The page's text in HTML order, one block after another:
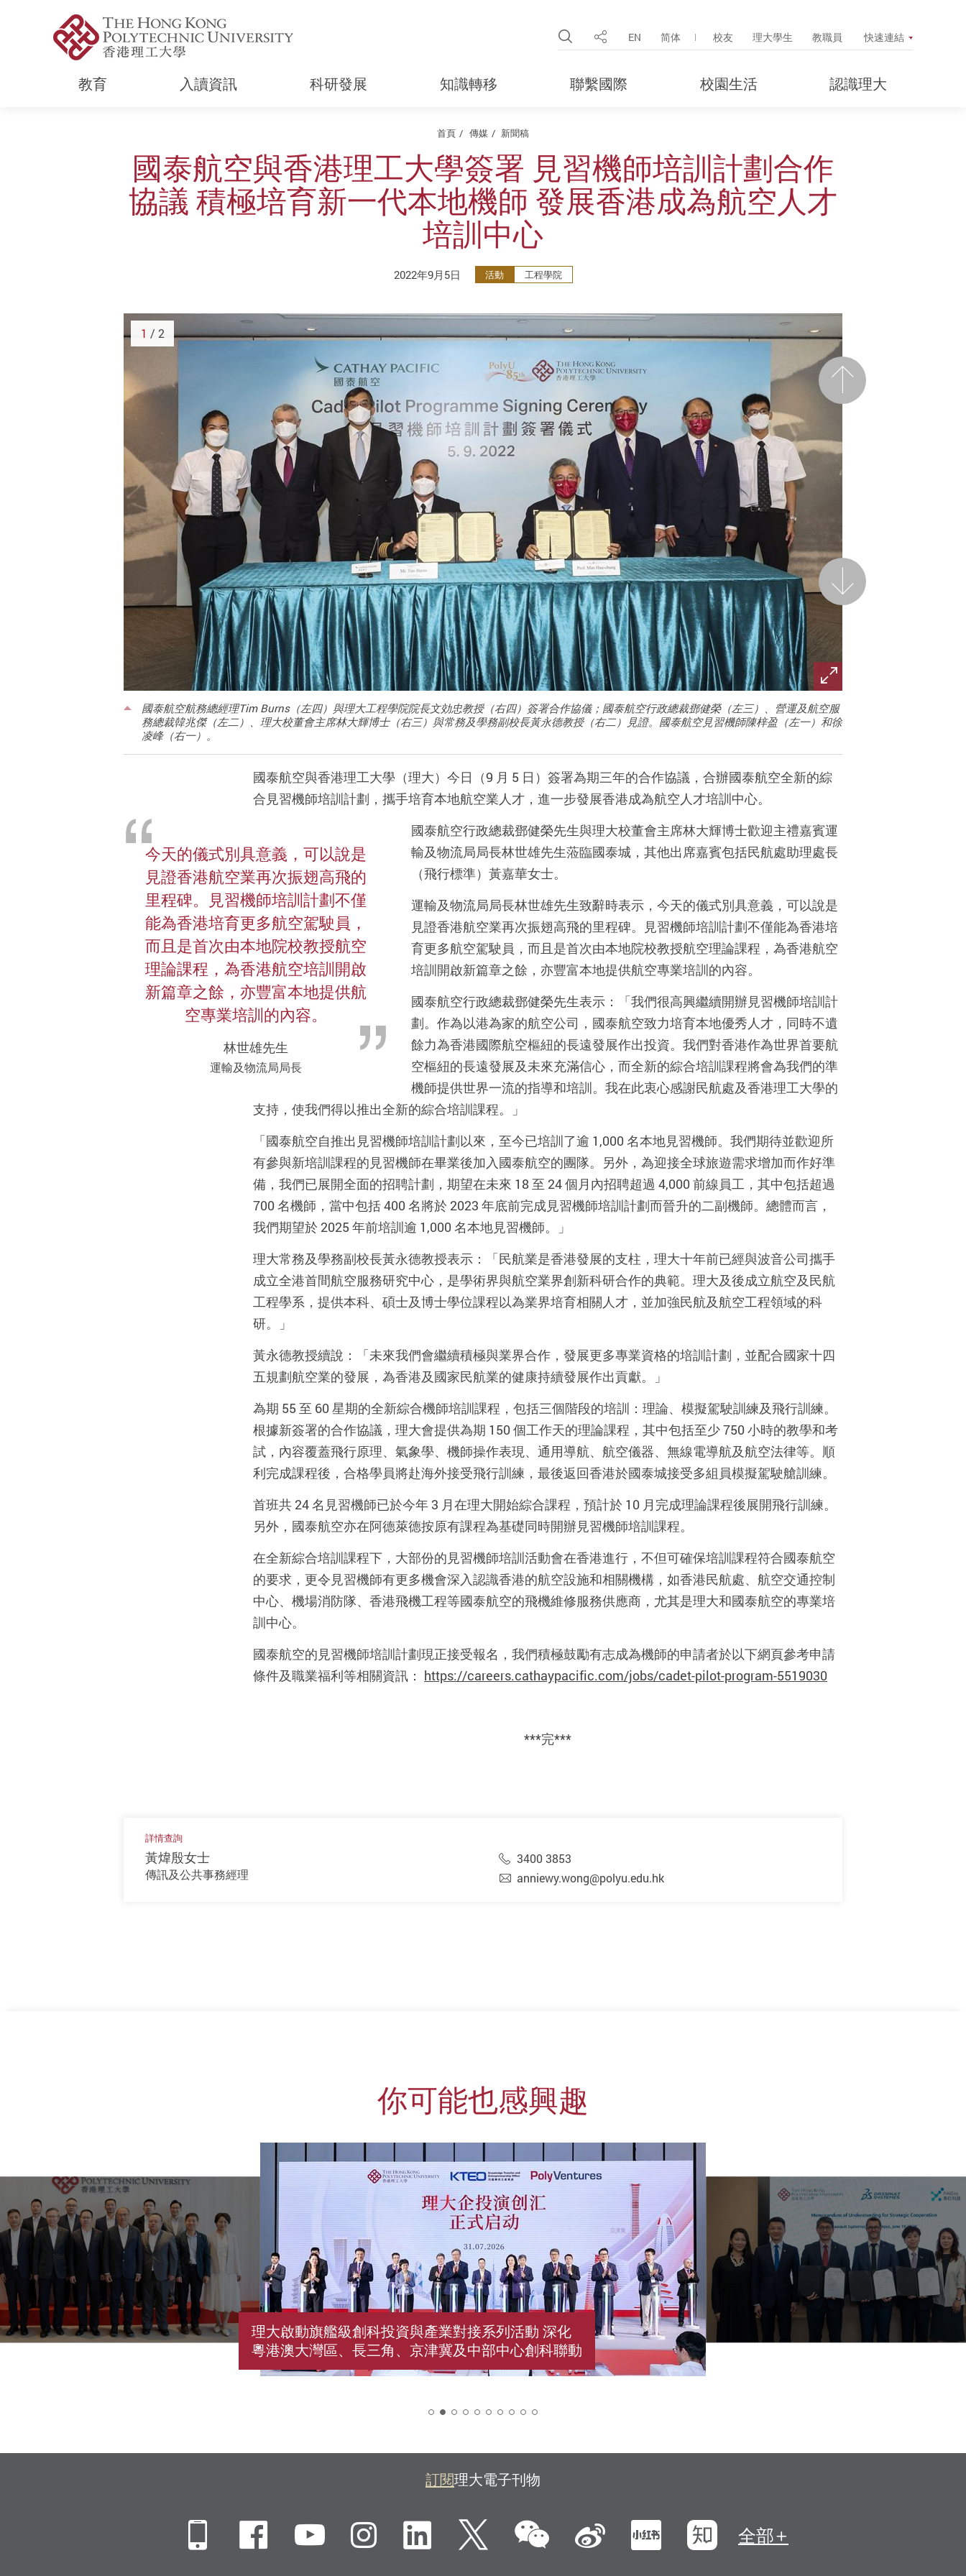
Open Site Search Popup
分享 EN 简体 校友 理大學生 教職員 快速連結
教育 入讀資訊 科研發展 知識轉移 聯繫國際 校園生活 認識理大
首頁 傳媒 新聞稿
國泰航空與香港理工大學簽署 見習機師培訓計劃合作
協議 積極培育新一代本地機師 發展香港成為航空人才
培訓中心
2022年9月5日 活動 工程學院
前一頁
國泰航空航務總經理Tim Burns（左四）與理大工程學院院長文効忠教授（右四）簽署合作協儀；國泰航空行政總裁鄧健榮（左三）、營運及航空服
務總裁韓兆傑（左二）、理大校董會主席林大輝博士（右三）與常務及學務副校長黃永德教授（右二）見證。國泰航空見習機師陳梓盈（左一）和徐
凌峰（右一）。
後一頁
1 / 2
國泰航空與香港理工大學（理大）今日（9 月 5 日）簽署為期三年的合作協議，合辦國泰航空全新的綜
合見習機師培訓計劃，攜手培育本地航空業人才，進一步發展香港成為航空人才培訓中心。
今天的儀式別具意義，可以說是
見證香港航空業再次振翅高飛的
里程碑。見習機師培訓計劃不僅
能為香港培育更多航空駕駛員，
而且是首次由本地院校教授航空
理論課程，為香港航空培訓開啟
新篇章之餘，亦豐富本地提供航
空專業培訓的內容。
林世雄先生
運輸及物流局局長
國泰航空行政總裁鄧健榮先生與理大校董會主席林大輝博士歡迎主禮嘉賓運
輸及物流局局長林世雄先生蒞臨國泰城，其他出席嘉賓包括民航處助理處長
（飛行標準）黃嘉華女士。
運輸及物流局局長林世雄先生致辭時表示，今天的儀式別具意義，可以說是
見證香港航空業再次振翅高飛的里程碑。見習機師培訓計劃不僅能為香港培
育更多航空駕駛員，而且是首次由本地院校教授航空理論課程，為香港航空
培訓開啟新篇章之餘，亦豐富本地提供航空專業培訓的內容。
國泰航空行政總裁鄧健榮先生表示：「我們很高興繼續開辦見習機師培訓計
劃。作為以港為家的航空公司，國泰航空致力培育本地優秀人才，同時不遺
餘力為香港國際航空樞紐的長遠發展作出投資。我們對香港作為世界首要航
空樞紐的長遠發展及未來充滿信心，而全新的綜合培訓課程將會為我們的準
機師提供世界一流的指導和培訓。我在此衷心感謝民航處及香港理工大學的
支持，使我們得以推出全新的綜合培訓課程。」
「國泰航空自推出見習機師培訓計劃以來，至今已培訓了逾 1,000 名本地見習機師。我們期待並歡迎所
有參與新培訓課程的見習機師在畢業後加入國泰航空的團隊。另外，為迎接全球旅遊需求增加而作好準
備，我們已展開全面的招聘計劃，期望在未來 18 至 24 個月內招聘超過 4,000 前線員工，其中包括超過
700 名機師，當中包括 400 名將於 2023 年底前完成見習機師培訓計劃而晉升的二副機師。總體而言，
我們期望於 2025 年前培訓逾 1,000 名本地見習機師。」
理大常務及學務副校長黃永德教授表示：「民航業是香港發展的支柱，理大十年前已經與波音公司攜手
成立全港首間航空服務研究中心，是學術界與航空業界創新科研合作的典範。理大及後成立航空及民航
工程學系，提供本科、碩士及博士學位課程以為業界培育相關人才，並加強民航及航空工程領域的科
研。」
黃永德教授續說：「未來我們會繼續積極與業界合作，發展更多專業資格的培訓計劃，並配合國家十四
五規劃航空業的發展，為香港及國家民航業的健康持續發展作出貢獻。」
為期 55 至 60 星期的全新綜合機師培訓課程，包括三個階段的培訓：理論、模擬駕駛訓練及飛行訓練。
根據新簽署的合作協議，理大會提供為期 150 個工作天的理論課程，其中包括至少 750 小時的教學和考
試，內容覆蓋飛行原理、氣象學、機師操作表現、通用導航、航空儀器、無線電導航及航空法律等。順
利完成課程後，合格學員將赴海外接受飛行訓練，最後返回香港於國泰城接受多組員模擬駕駛艙訓練。
首班共 24 名見習機師已於今年 3 月在理大開始綜合課程，預計於 10 月完成理論課程後展開飛行訓練。
另外，國泰航空亦在阿德萊德按原有課程為基礎同時開辦見習機師培訓課程。
在全新綜合培訓課程下，大部份的見習機師培訓活動會在香港進行，不但可確保培訓課程符合國泰航空
的要求，更令見習機師有更多機會深入認識香港的航空設施和相關機構，如香港民航處、航空交通控制
中心、機場消防隊、香港飛機工程等國泰航空的飛機維修服務供應商，尤其是理大和國泰航空的專業培
訓中心。
國泰航空的見習機師培訓計劃現正接受報名，我們積極鼓勵有志成為機師的申請者於以下網頁參考申請
條件及職業福利等相關資訊： https://careers.cathaypacific.com/jobs/cadet-pilot-program-5519030
***完***
詳情查詢
黃煒殷女士
傳訊及公共事務經理
3400 3853
anniewy.wong@polyu.edu.hk
你可能也感興趣
理大啟動旗艦級創科投資與產業對接系列活動 深化
粵港澳大灣區、長三角、京津冀及中部中心創科聯動
訂閱理大電子刊物
MobileFacebook
YouTubeInstagramLinkedIn
Twitter微信新浪微博
小紅書
知乎
全部